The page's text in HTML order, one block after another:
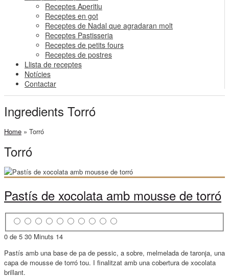
Receptes Aperitiu
Receptes en got
Receptes de Nadal que agradaran molt
Receptes Pastisseria
Receptes de petits fours
Receptes de postres
Llista de receptes
Notícies
Contactar
Ingredients Torró
Home » Torró
Torró
Pastís de xocolata amb mousse de torró
0 de 5 30 Minuts 14
Pastís amb una base de pa de pessic, a sobre, melmelada de taronja, una
capa de mousse de torró tou. I finalitzat amb una cobertura de xocolata
brillant.